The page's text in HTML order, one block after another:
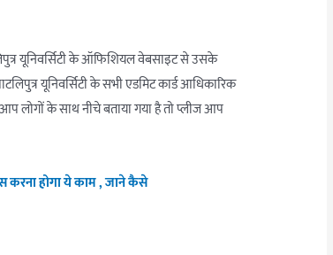
यूनिवर्सिटी के ऑफिशियल वेबसाइट से उसके
यूनिवर्सिटी के सभी एडमिट कार्ड आधिकारिक
लोगों के साथ नीचे बताया गया है तो प्लीज आप
करना होगा ये काम , जाने कैसे